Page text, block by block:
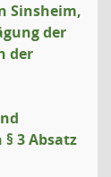
Sinsheim,
der
der
3 Absatz